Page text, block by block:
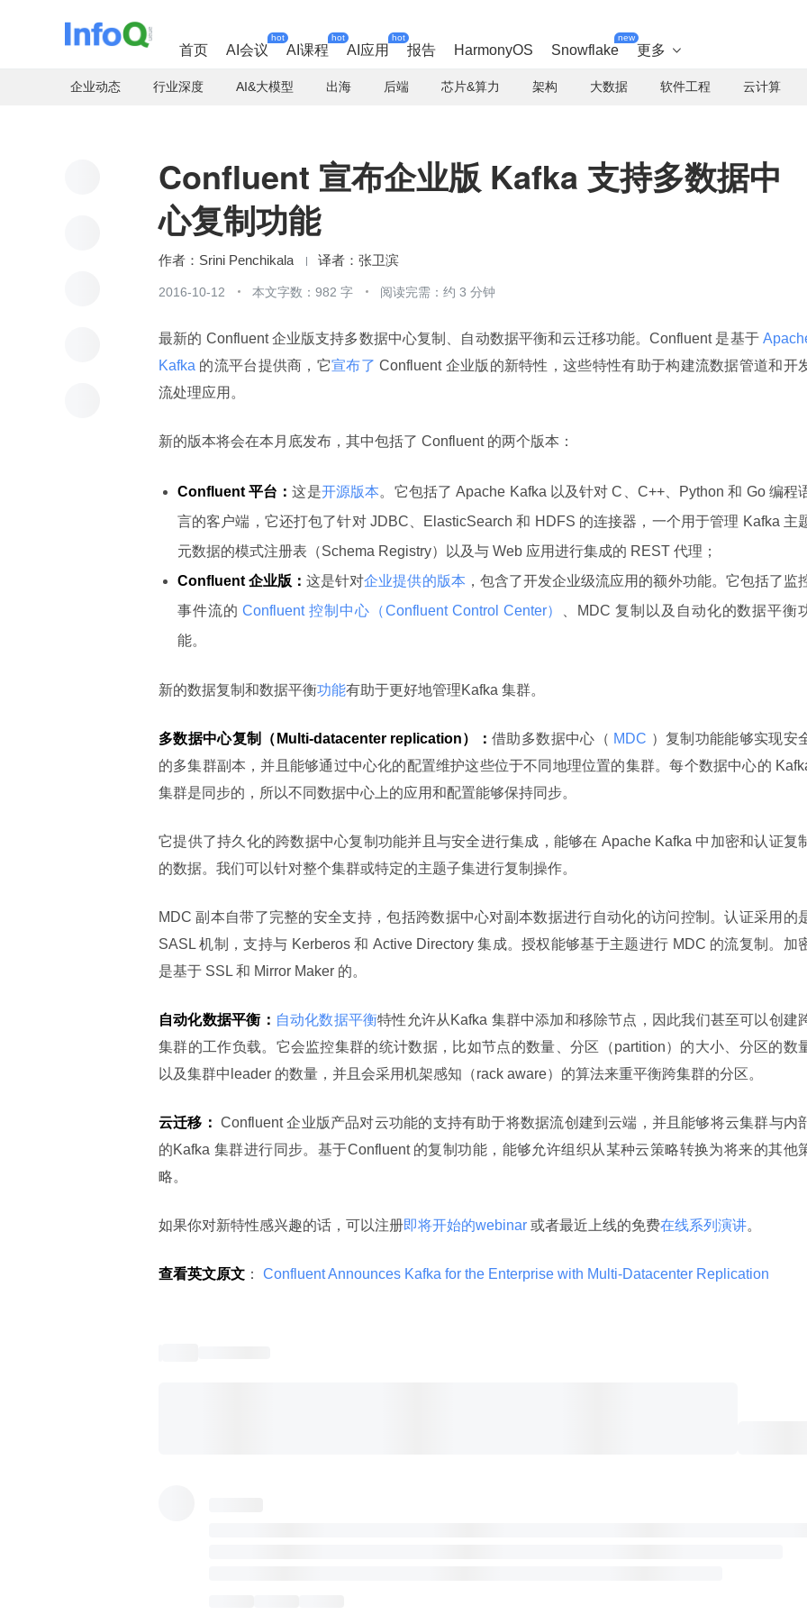
首页 AI会议
hot
AI课程
hot
AI应用
hot
报告 HarmonyOS Snowflake
new
更多 
企业动态 行业深度 AI&大模型 出海 后端 芯片&算力 架构 大数据 软件工程 云计算
Confluent 宣布企业版 Kafka 支持多数据中
心复制功能
Srini Penchikala 张卫滨
2016-10-12 本文字数：982 字 阅读完需：约 3 分钟
最新的 Confluent 企业版支持多数据中心复制、自动数据平衡和云迁移功能。Confluent 是基于
Kafka 的流平台提供商，它宣布了 Confluent 企业版的新特性，这些特性有助于构建流数据管道和开
流处理应用。
新的版本将会在本月底发布，其中包括了 Confluent 的两个版本：
Confluent 平台：这是开源版本。它包括了 Apache Kafka 以及针对 C、C++、Python 和 Go 编程
言的客户端，它还打包了针对 JDBC、ElasticSearch 和 HDFS 的连接器，一个用于管理 Kafka 主
元数据的模式注册表（Schema Registry）以及与 Web 应用进行集成的 REST 代理；
Confluent 企业版：这是针对企业提供的版本 ，包含了开发企业级流应用的额外功能。它包括了监
事件流的 Confluent 控制中心（Confluent Control Center）
、MDC 复制以及自动化的数据平衡
能。
新的数据复制和数据平衡功能有助于更好地管理Kafka 集群。
多数据中心复制（Multi-datacenter replication）：借助多数据中心（ MDC ）复制功能能够实现安
的多集群副本，并且能够通过中心化的配置维护这些位于不同地理位置的集群。每个数据中心的
集群是同步的，所以不同数据中心上的应用和配置能够保持同步。
它提供了持久化的跨数据中心复制功能并且与安全进行集成，能够在 Apache Kafka 中加密和认证复
的数据。我们可以针对整个集群或特定的主题子集进行复制操作。
MDC 副本自带了完整的安全支持，包括跨数据中心对副本数据进行自动化的访问控制。认证采用的
SASL 机制，支持与 Kerberos 和 Active Directory 集成。授权能够基于主题进行 MDC 的流复制。加
是基于 SSL 和 Mirror Maker 的。
自动化数据平衡： 自动化数据平衡特性允许从Kafka 集群中添加和移除节点，因此我们甚至可以创建
集群的工作负载。它会监控集群的统计数据，比如节点的数量、分区（partition）的大小、分区的数
以及集群中leader 的数量，并且会采用机架感知（rack aware）的算法来重平衡跨集群的分区。
云迁移： Confluent 企业版产品对云功能的支持有助于将数据流创建到云端，并且能够将云集群与内
的Kafka 集群进行同步。基于Confluent 的复制功能，能够允许组织从某种云策略转换为将来的其他
略。
如果你对新特性感兴趣的话，可以注册即将开始的webinar 或者最近上线的免费在线系列演讲。
查看英文原文 ： Confluent Announces Kafka for the Enterprise with Multi-Datacenter Replication